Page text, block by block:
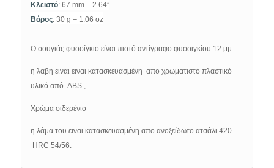
Κλειστό: 67 mm – 2.64”
Βάρος: 30 g – 1.06 oz
Ο σουγιάς φυσσίγκιο είναι πιστό αντίγραφο φυσσιγκίου 12 μμ
η λαβή ειναι ειναι κατασκευασμένη απο χρωματιστό πλαστικό
υλικό από ABS ,
Χρώμα σιδερένιο
η λάμα του ειναι κατασκευασμένη απο ανοξείδωτο ατσάλι 420
HRC 54/56